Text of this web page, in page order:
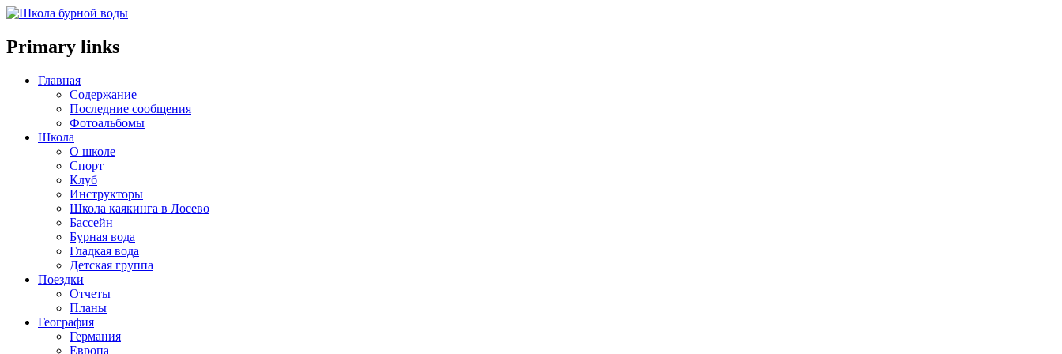
Primary links
Главная
Содержание
Последние сообщения
Фотоальбомы
Школа
О школе
Спорт
Клуб
Инструкторы
Школа каякинга в Лосево
Бассейн
Бурная вода
Гладкая вода
Детская группа
Поездки
Отчеты
Планы
География
Германия
Европа